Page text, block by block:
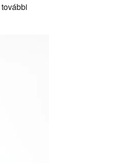
további